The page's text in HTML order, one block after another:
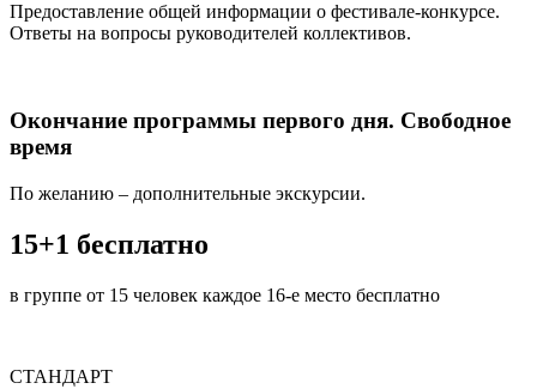
Предоставление общей информации о фестивале-конкурсе.
Ответы на вопросы руководителей коллективов.
Окончание программы первого дня. Свободное
время
По желанию – дополнительные экскурсии.
15+1 бесплатно
в группе от 15 человек каждое 16-е место бесплатно
СТАНДАРТ